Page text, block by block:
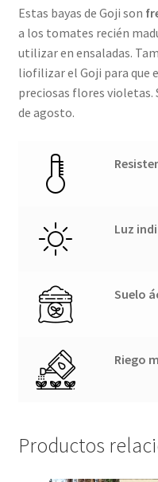
Estas bayas de Goji son
a los tomates recién
utilizar en ensaladas.
liofilizar el Goji para que
preciosas flores violetas.
de agosto.
Luz
Suelo
Riego
Productos